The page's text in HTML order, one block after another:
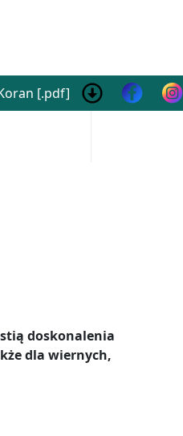
[.pdf]
doskonalenia
dla wiernych,